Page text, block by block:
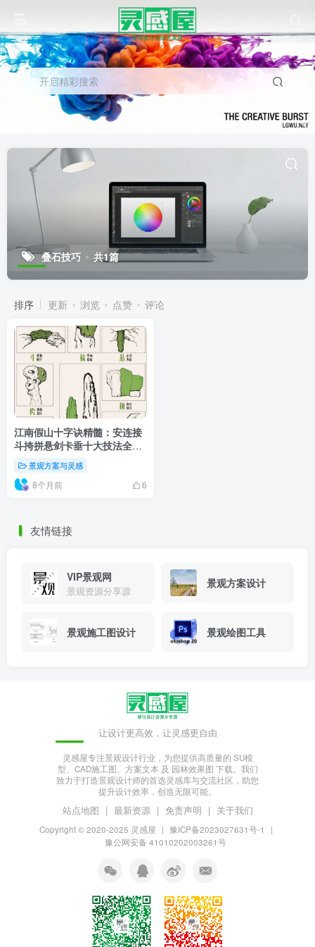
开启精彩搜索
叠石技巧 共1篇
排序 更新 浏览 点赞 评论
江南假山十字诀精髓：安连接
斗挎拼悬剑卡垂十大技法全解
析，打造园林造山理水意境之
美 景观方案与灵感
8个月前 6
友情链接
VIP景观网
景观资源分享源
景观方案设计
景观施工图设计 景观绘图工具
让设计更高效，让灵感更自由
灵感屋专注景观设计行业，为您提供高质量的 SU模
型、CAD施工图、方案文本 及 园林效果图 下载。我们
致力于打造景观设计师的首选灵感库与交流社区，助您
提升设计效率，创造无限可能。
站点地图 | 最新资源 | 免责声明 | 关于我们
Copyright © 2020-2025 灵感屋 | 豫ICP备2023027631号-1
|
豫公网安备 41010202003261号